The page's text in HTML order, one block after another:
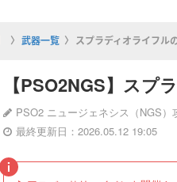
武器一覧 スプラディオライフル
【PSO2NGS】スプ
PSO2 ニュージェネシス（NGS）
最終更新日：2026.05.12 19:05